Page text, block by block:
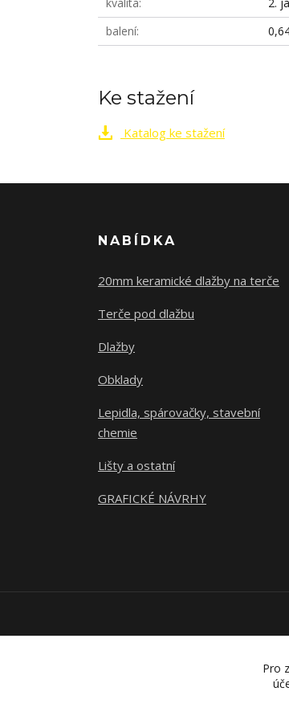
balení
Ke stažení
Katalog ke stažení
NABÍDKA
20mm keramické dlažby na terče
Terče pod dlažbu
Dlažby
Obklady
Lepidla, spárovačky, stavební
chemie
Lišty a ostatní
GRAFICKÉ NÁVRHY
Pro